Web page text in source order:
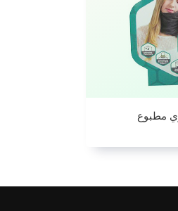
مطبوع